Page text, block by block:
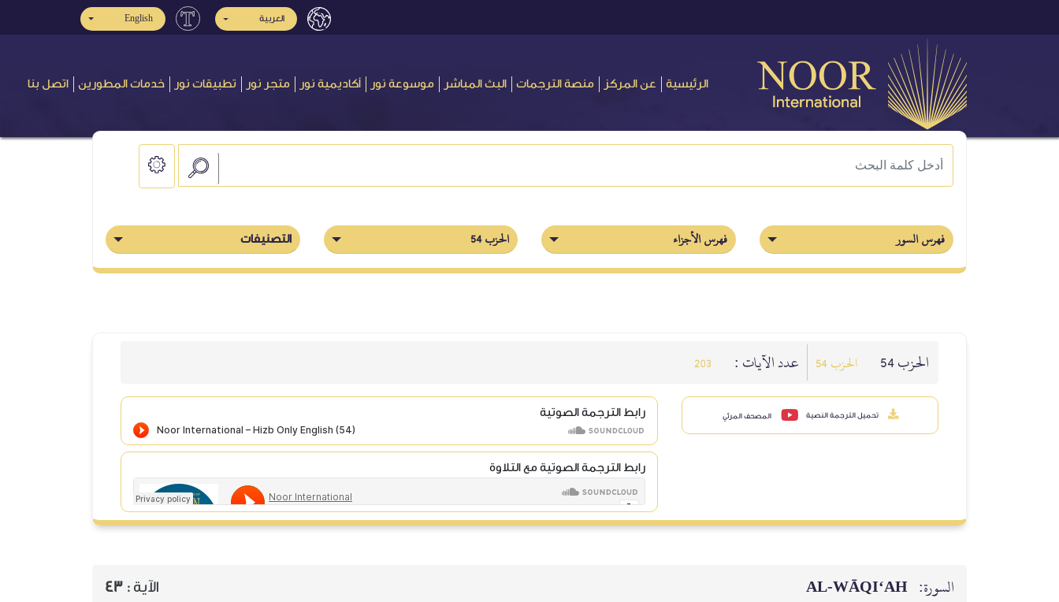
العربية English
الرئيسية عن المركز منصة الترجمات البث المباشر موسوعة نور أكاديمية نور متجر نور تطبيقات نور خدمات المطورين اتصل بنا
فهرس السور فهرس الأجزاء الحزب 54 التصنيفات
الحزب 54 الحزب 54 عدد الآيات : 203
تحميل الترجمة النصية المصحف المرئي رابط الترجمة الصوتية
رابط الترجمة الصوتية مع التلاوة
السورة: AL‑WĀQI‘AH الآية : 43